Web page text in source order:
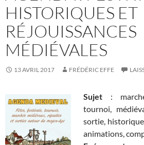
HISTORIQUES ET
RÉJOUISSANCES
MÉDIÉVALES
13 AVRIL 2017 FRÉDÉRIC EFFE
Sujet :
tournoi,
sortie,
animations,